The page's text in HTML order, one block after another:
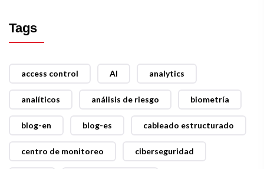
Tags
access control AI analytics
analíticos análisis de riesgo biometría
blog-en blog-es cableado estructurado
centro de monitoreo ciberseguridad